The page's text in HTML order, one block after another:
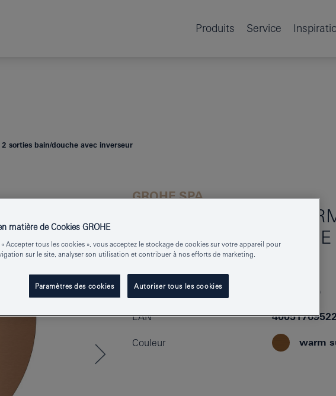
Produits Service
sorties bain/douche avec inverseur
GROHE SPA
MITIGEUR
SORTIES BAIN/
Numéro de produit 24359DL0
EAN
Couleur warm
matière de Cookies GROHE
Accepter tous les cookies », vous acceptez le stockage de cookies sur votre appareil pour
sur le site, analyser son utilisation et contribuer à nos efforts de marketing.
Paramètres des cookies Autoriser tous les cookies